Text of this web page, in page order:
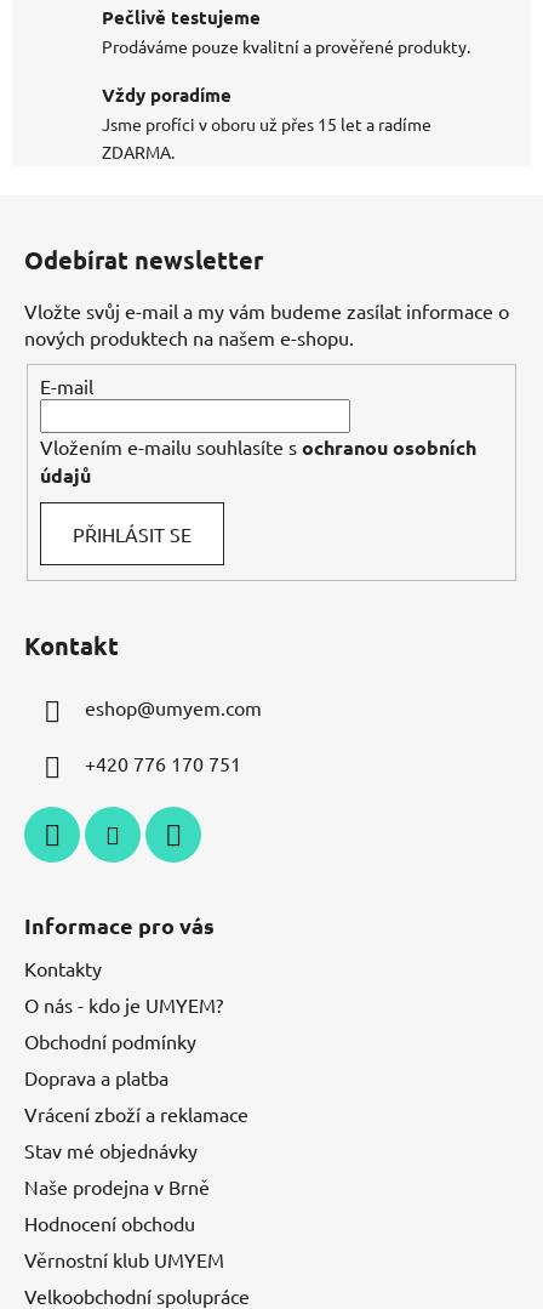
Pečlivě testujeme
Prodáváme pouze kvalitní a prověřené produkty.
Vždy poradíme
Jsme profíci v oboru už přes 15 let a radíme
ZDARMA.
Odebírat newsletter
Vložte svůj e-mail a my vám budeme zasílat informace o
nových produktech na našem e-shopu.
E-mail
Vložením e-mailu souhlasíte s ochranou osobních
údajů
PŘIHLÁSIT SE
Kontakt
eshop@umyem.com
+420 776 170 751
Informace pro vás
Kontakty
O nás - kdo je UMYEM?
Obchodní podmínky
Doprava a platba
Vrácení zboží a reklamace
Stav mé objednávky
Naše prodejna v Brně
Hodnocení obchodu
Věrnostní klub UMYEM
Velkoobchodní spolupráce